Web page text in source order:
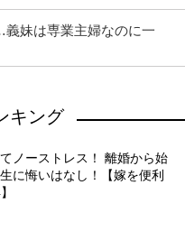
妹は専業主婦なのに一
キング
ノーストレス！ 離婚から始
に悔いはなし！【嫁を便利